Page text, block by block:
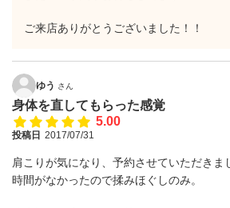
ご来店ありがとうございました！！
ゆう さん
身体を直してもらった感覚
5.00
投稿日 2017/07/31
肩こりが気になり、予約させていただきま
時間がなかったので揉みほぐしのみ。